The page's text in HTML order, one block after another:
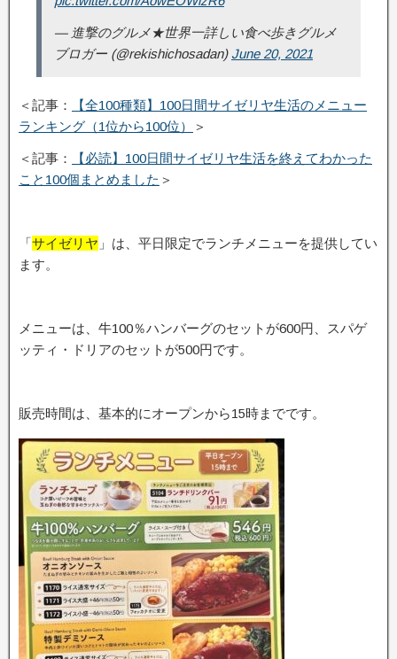
— 進撃のグルメ★世界一詳しい食べ歩きグルメ
ブロガー (@rekishichosadan) June 20, 2021
＜記事：
【全100種類】100日間サイゼリヤ生活のメニュー
ランキング（1位から100位）
＞
＜記事：
【必読】100日間サイゼリヤ生活を終えてわかった
こと100個まとめました ＞
「サイゼリヤ 」は、平日限定でランチメニューを提供してい
ます。
メニューは、牛100％ハンバーグのセットが600円、スパゲ
ッティ・ドリアのセットが500円です。
販売時間は、基本的にオープンから15時までです。